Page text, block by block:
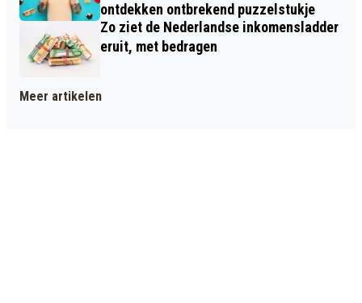
ontdekken ontbrekend puzzelstukje
Zo ziet de Nederlandse inkomensladder
eruit, met bedragen
Meer artikelen